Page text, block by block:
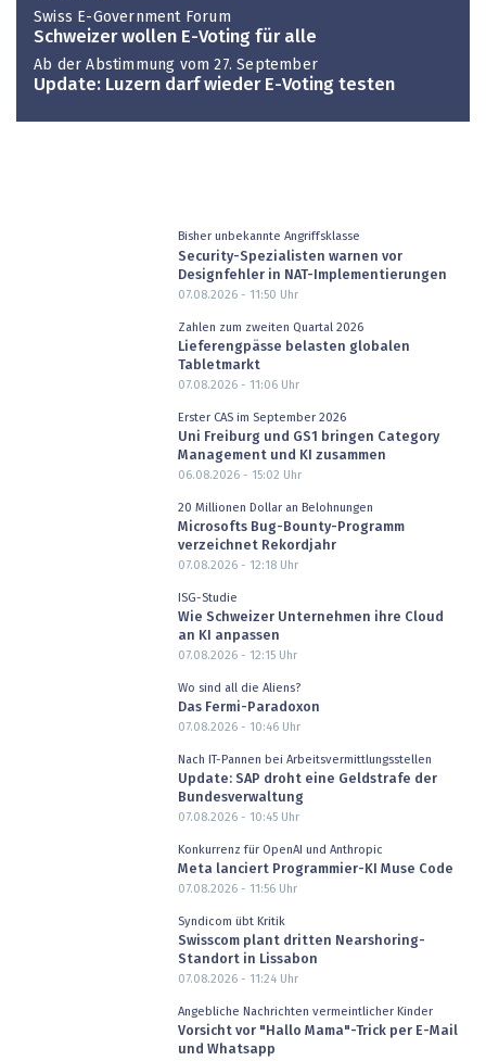
Swiss E-Government Forum
Schweizer wollen E-Voting für alle
Ab der Abstimmung vom 27. September
Update: Luzern darf wieder E-Voting testen
Bisher unbekannte Angriffsklasse
Security-Spezialisten warnen vor
Designfehler in NAT-Implementierungen
07.08.2026 - 11:50 Uhr
Zahlen zum zweiten Quartal 2026
Lieferengpässe belasten globalen
Tabletmarkt
07.08.2026 - 11:06Uhr
Erster CAS im September 2026
Uni Freiburg und GS1 bringen Category
Management und KI zusammen
06.08.2026 - 15:02 Uhr
20 Millionen Dollar an Belohnungen
Microsofts Bug-Bounty-Programm
verzeichnet Rekordjahr
07.08.2026 - 12:18Uhr
ISG-Studie
Wie Schweizer Unternehmen ihre Cloud
an KI anpassen
07.08.2026 - 12:15Uhr
Wo sind all die Aliens?
Das Fermi-Paradoxon
07.08.2026 - 10:46Uhr
Nach IT-Pannen bei Arbeitsvermittlungsstellen
Update: SAP droht eine Geldstrafe der
Bundesverwaltung
07.08.2026 - 10:45Uhr
Konkurrenz für OpenAI und Anthropic
Meta lanciert Programmier-KI Muse Code
07.08.2026 - 11:56Uhr
Syndicom übt Kritik
Swisscom plant dritten Nearshoring-
Standort in Lissabon
07.08.2026 - 11:24Uhr
Angebliche Nachrichten vermeintlicher Kinder
Vorsicht vor "Hallo Mama"-Trick per E-Mail
und Whatsapp